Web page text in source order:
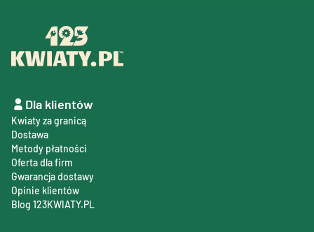
Dla klientów
Kwiaty za granicą
Dostawa
Metody płatności
Oferta dla firm
Gwarancja dostawy
Opinie klientów
Blog 123KWIATY.PL